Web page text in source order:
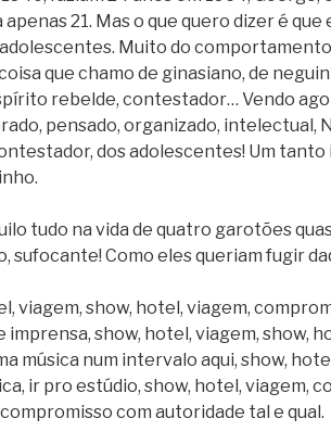
apenas 21. Mas o que quero dizer é
Muito do comportamento
que chamo de ginasiano, de
rebelde, contestador… Vendo
pensado, organizado, intelectual,
dos adolescentes! Um tanto
tudo na vida de quatro garotões
sufocante! Como eles queriam fugir
viagem, show, hotel, viagem,
imprensa, show, hotel, viagem, show,
música num intervalo aqui, show,
ir pro estúdio, show, hotel, viagem,
com autoridade tal e qual.